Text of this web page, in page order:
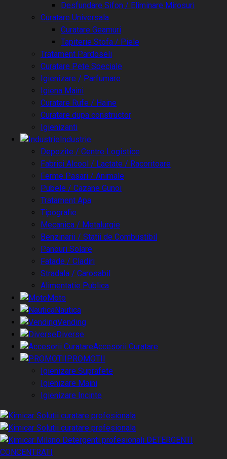
Desfundare Sifon / Eliminare Mirosuri
Curatare Universala
Curatare Geamuri
Tapiterie Stofa / Piele
Tratament Pardoseli
Curatare Pete Speciale
Igienizare / Parfumare
Igiena Maini
Curatare Rufe / Haine
Curatare dupa constructor
Igienizanti
Industrie
Depozite / Centre Logistice
Fabrici Alcool / Lactate / Racoritoare
Ferme Pasari / Animale
Pubele / Cazane Gunoi
Tratament Apa
Tipografie
Mecanica / Metalurgie
Benzinarii / Statii de Combustibil
Panouri Solare
Fatade / Cladiri
Stradala / Carosabil
Alimentatie Publica
Moto
Nautica
Vending
Diverse
Accesorii Curatare
PROMOTII
Igienizare Suprafete
Igienizare Maini
Igienizare Incinte
DETERGENTI
CONCENTRATI